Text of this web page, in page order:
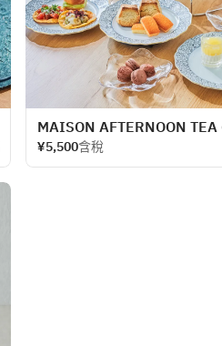
MAISON AFTERNOON
¥5,500含稅